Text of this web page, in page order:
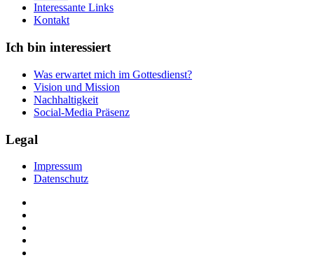
Interessante Links
Kontakt
Ich bin interessiert
Was erwartet mich im Gottesdienst?
Vision und Mission
Nachhaltigkeit
Social-Media Präsenz
Legal
Impressum
Datenschutz